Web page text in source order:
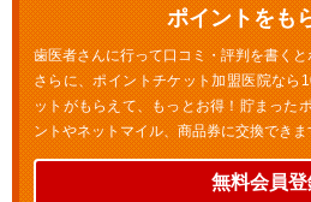
ポイントをも
歯医者さんに行って口コミ・評判を書く
さらに、ポイントチケット加盟医院なら
ットがもらえて、もっとお得！貯まった
ントやネットマイル、商品券に交換できま
無料会員登